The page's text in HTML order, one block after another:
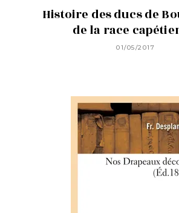
Histoire des ducs de
de la race
01/05/2017